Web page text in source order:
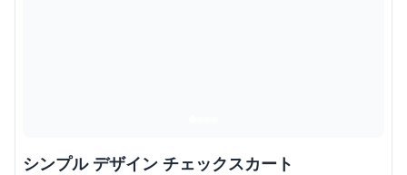
シンプル デザイン チェックスカート